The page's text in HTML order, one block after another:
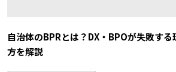
自治体のBPRとは？DX・BPOが失敗す
方を解説